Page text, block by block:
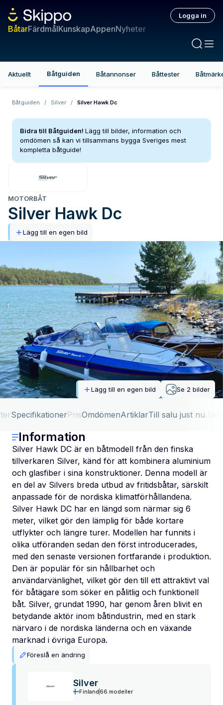
BåtarFärdmålKunskapAppenNyheter
Logga in
Aktuellt Båtguiden Båtannonser Båttester
Båtguiden / Silver / Silver Hawk Dc
Bidra till Båtguiden! Lägg till bilder, information och
omdömen så kan vi tillsammans bygga Sveriges mest
kompletta båtguide!
MOTORBÅT
Silver Hawk Dc
Lägg till en egen bild
Lägg till en egen bild Se 2 bilder
SpecifikationerPrisOmdömenArtiklarTill salu just nu
Information
Silver Hawk DC är en båtmodell från den finska
tillverkaren Silver, känd för att kombinera aluminium
och glasfiber i sina konstruktioner. Denna modell är
en del av Silvers breda utbud av fritidsbåtar, särskilt
anpassade för de nordiska klimatförhållandena.
Silver Hawk DC har en längd som närmar sig 6
meter, vilket gör den lämplig för både kortare
utflykter och längre turer. Modellen har funnits i
olika utföranden sedan den först introducerades,
med den senaste versionen fortfarande i produktion.
Den är populär för sin hållbarhet och
användarvänlighet, vilket gör den till ett attraktivt val
för båtägare som söker en pålitlig och funktionell
båt. Silver, grundat 1990, har genom åren blivit en
betydande aktör inom båtindustrin, med en stark
närvaro i de nordiska länderna och en växande
marknad i övriga Europa.
Föreslå en ändring
Silver
Finland 66 modeller